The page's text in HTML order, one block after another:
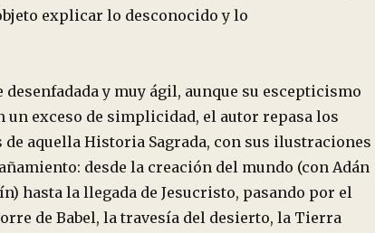
explicar lo desconocido y lo
desenfadada y muy ágil, aunque su escepticismo
un exceso de simplicidad, el autor repasa los
aquella Historia Sagrada, con sus ilustraciones
desde la creación del mundo (con Adán
hasta la llegada de Jesucristo, pasando por el
de Babel, la travesía del desierto, la Tierra